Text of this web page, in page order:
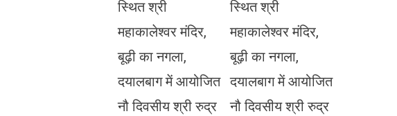
स्थित श्री
महाकालेश्वर मंदिर,
बूढ़ी का नगला,
दयालबाग में आयोजित
नौ दिवसीय श्री रुद्र
स्थित श्री
महाकालेश्वर मंदिर,
बूढ़ी का नगला,
दयालबाग में आयोजित
नौ दिवसीय श्री रुद्र